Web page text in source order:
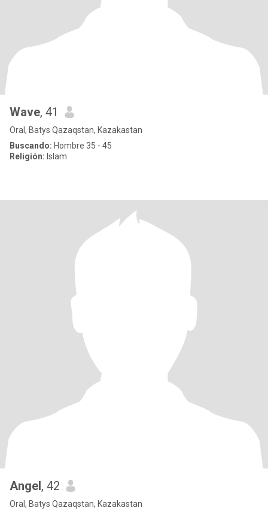
Wave, 41
Oral, Batys Qazaqstan, Kazakastan
Buscando: Hombre 35 - 45
Religión: Islam
Angel, 42
Oral, Batys Qazaqstan, Kazakastan